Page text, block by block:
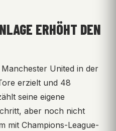
ERHÖHT DEN
United in der
erzielt und 48
seine eigene
aber noch nicht
mit Champions-League-